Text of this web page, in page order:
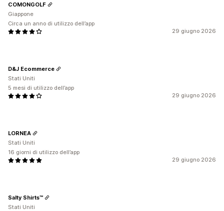
29 giugno 2026
COMONGOLF
Giappone
Circa un anno di utilizzo dell’app
29 giugno 2026
D&J Ecommerce
Stati Uniti
5 mesi di utilizzo dell’app
29 giugno 2026
LORNEA
Stati Uniti
16 giorni di utilizzo dell’app
Salty Shirts™
Stati Uniti